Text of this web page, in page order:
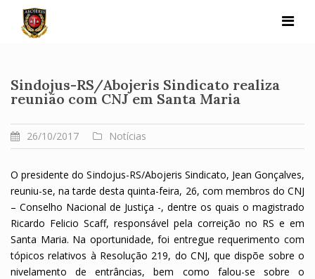
content
Sindojus-RS/Abojeris Sindicato realiza
reunião com CNJ em Santa Maria
26/10/2017 Notícias
O presidente do Sindojus-RS/Abojeris Sindicato, Jean Gonçalves,
reuniu-se, na tarde desta quinta-feira, 26, com membros do CNJ
– Conselho Nacional de Justiça -, dentre os quais o magistrado
Ricardo Felicio Scaff, responsável pela correição no RS e em
Santa Maria. Na oportunidade, foi entregue requerimento com
tópicos relativos à Resolução 219, do CNJ, que dispõe sobre o
nivelamento de entrâncias, bem como falou-se sobre o